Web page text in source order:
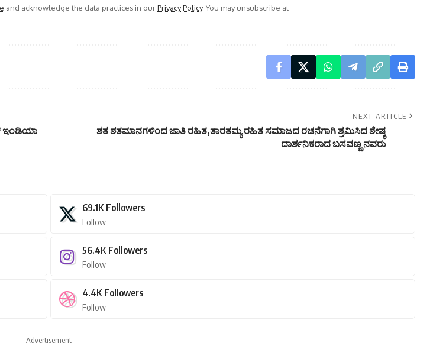
and acknowledge the data practices in ourPrivacy Policy. You may unsubscribe at
ಇಂಡಿಯಾ
NEXT ARTICLE
ಶತ ಶತಮಾನಗಳಿಂದ ಜಾತಿ ರಹಿತ,ತಾರತಮ್ಯ ರಹಿತ ಸಮಾಜದ ರಚನೆಗಾಗಿ ಶ್ರಮಿಸಿದ ಶೇಷ್ಠ
ದಾರ್ಶನಿಕರಾದ ಬಸವಣ್ಣ ನವರು
69.1K Followers
Follow
56.4K Followers
Follow
4.4K Followers
Follow
- Advertisement -